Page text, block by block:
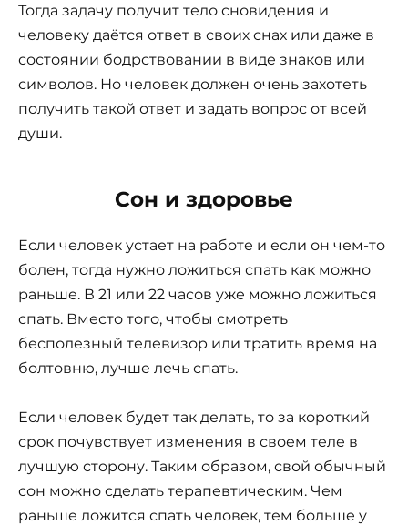
Тогда задачу получит тело сновидения и
человеку даётся ответ в своих снах или даже в
состоянии бодрствовании в виде знаков или
символов. Но человек должен очень захотеть
получить такой ответ и задать вопрос от всей
души.
Сон и здоровье
Если человек устает на работе и если он чем-то
болен, тогда нужно ложиться спать как можно
раньше. В 21 или 22 часов уже можно ложиться
спать. Вместо того, чтобы смотреть
бесполезный телевизор или тратить время на
болтовню, лучше лечь спать.
Если человек будет так делать, то за короткий
срок почувствует изменения в своем теле в
лучшую сторону. Таким образом, свой обычный
сон можно сделать терапевтическим. Чем
раньше ложится спать человек, тем больше у